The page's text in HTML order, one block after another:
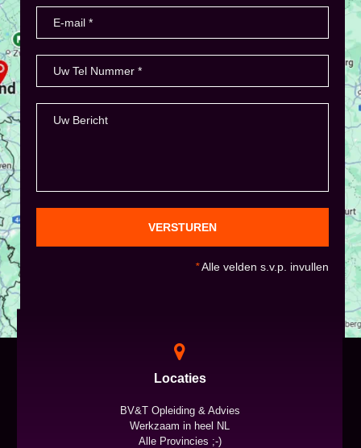
VERSTUREN
*Alle velden s.v.p. invullen
Locaties
BV&T Opleiding & Advies
Werkzaam in heel NL
Alle Provincies ;-)